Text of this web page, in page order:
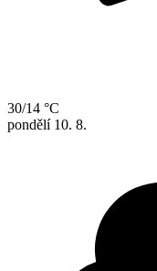
30/14 °C
pondělí 10. 8.